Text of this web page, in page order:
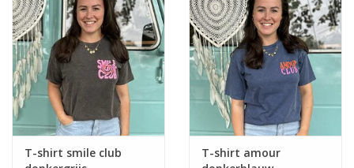
Accessoires
Home deco
SALE
Herensokken
T-shirt smile club
T-shirt amour